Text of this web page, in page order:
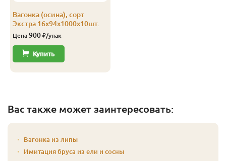
Вагонка (осина), сорт
Экстра 16х94х1000х10шт.
Цена 900 ₽/упак
Купить
Вас также может заинтересовать:
Вагонка из липы
Имитация бруса из ели и сосны